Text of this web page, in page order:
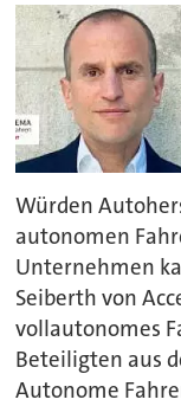
Würden
autonomen
Unternehmen
Seiberth von
vollautonomes
Beteiligten aus
Autonome